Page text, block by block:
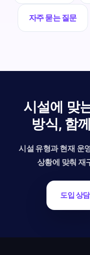
자주 묻는 질문
시설에 맞
방식, 함
시설 유형과 현재 운
상황에 맞춰 재
도입 상담